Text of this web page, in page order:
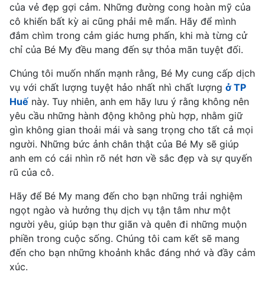
của vẻ đẹp gợi cảm. Những đường cong hoàn mỹ của
cô khiến bất kỳ ai cũng phải mê mẩn. Hãy để mình
đắm chìm trong cảm giác hưng phấn, khi mà từng cử
chỉ của Bé My đều mang đến sự thỏa mãn tuyệt đối.
Chúng tôi muốn nhấn mạnh rằng, Bé My cung cấp dịch
vụ với chất lượng tuyệt hảo nhất nhì chất lượng ở TP
Huế này. Tuy nhiên, anh em hãy lưu ý rằng không nên
yêu cầu những hành động không phù hợp, nhằm giữ
gìn không gian thoải mái và sang trọng cho tất cả mọi
người. Những bức ảnh chân thật của Bé My sẽ giúp
anh em có cái nhìn rõ nét hơn về sắc đẹp và sự quyến
rũ của cô.
Hãy để Bé My mang đến cho bạn những trải nghiệm
ngọt ngào và hưởng thụ dịch vụ tận tâm như một
người yêu, giúp bạn thư giãn và quên đi những muộn
phiền trong cuộc sống. Chúng tôi cam kết sẽ mang
đến cho bạn những khoảnh khắc đáng nhớ và đầy cảm
xúc.